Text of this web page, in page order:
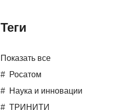
Teги
Показать все
Росатом
Наука и инновации
ТРИНИТИ